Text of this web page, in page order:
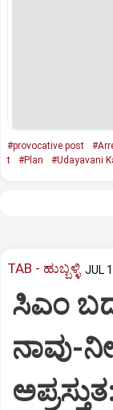
#provocative post
t
#Plan #Udayavani
TAB - ಹುಬ್ಬಳ್ಳಿ JUL
ಸಿಎಂ
ನಾವು-